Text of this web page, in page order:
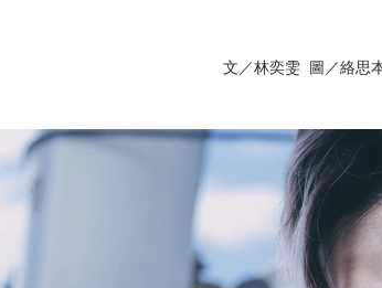
文／林奕雯 圖／絡思